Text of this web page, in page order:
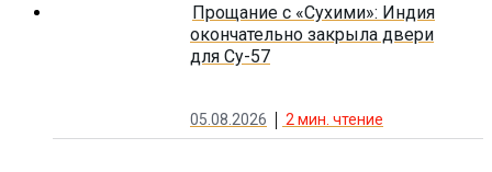
Прощание с «Сухими»: Индия
окончательно закрыла двери
для Су-57
05.08.2026 2мин. чтение